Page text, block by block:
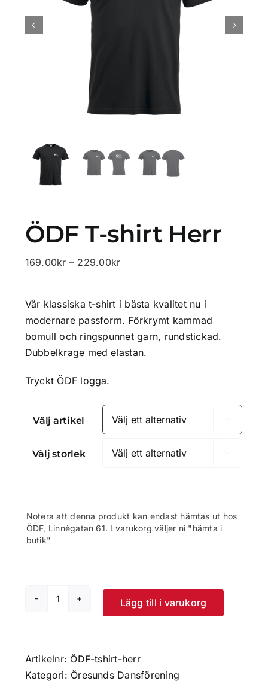
ÖDF T-shirt Herr
169.00kr – 229.00krPrisintervall:
229.00kr
Vår klassiska t-shirt i bästa kvalitet nu i
modernare passform. Förkrymt kammad
bomull och ringspunnet garn, rundstickad.
Dubbelkrage med elastan.
Tryckt ÖDF logga.
Välj artikel
Välj storlek
Notera att denna produkt kan endast hämtas ut hos
ÖDF, Linnègatan 61. I varukorg väljer ni "hämta i
butik"
ÖDF
Herr
mängd
Lägg till i varukorg
Artikelnr: ÖDF-tshirt-herr
Kategori: Öresunds Dansförening